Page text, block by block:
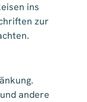
ins
zur
andere